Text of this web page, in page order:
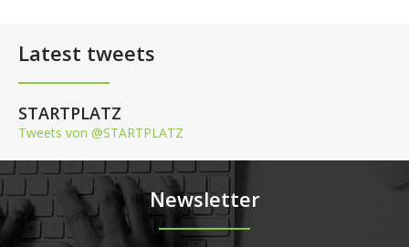
Latest tweets
STARTPLATZ
Tweets von @STARTPLATZ
Newsletter